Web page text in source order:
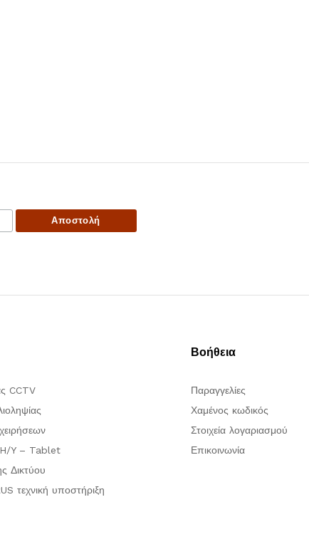
CCTV
H/Y – Tablet
Δικτύου
τεχνική υποστήριξη
Βοήθεια
Παραγγελίες
Χαμένος κωδικός
Στοιχεία λογαριασμού
Επικοινωνία